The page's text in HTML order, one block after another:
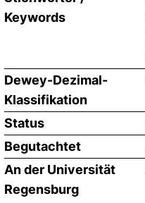
Keywords
Dewey-Dezimal-
Klassifikation
Status
Begutachtet
An der Universität
Regensburg